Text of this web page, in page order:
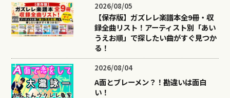
2026/08/05
【保存版】ガズレレ楽譜本全9冊・収
録全曲リスト！アーティスト別「あい
うえお順」で探したい曲がすぐ見つか
る！
2026/08/04
A面とブレーメン？！勘違いは面白
い！